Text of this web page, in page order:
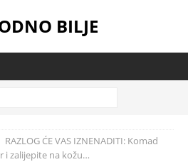
BILJE
RAZLOG ĆE VAS IZNENADITI: Komad
i zalijepite na kožu…